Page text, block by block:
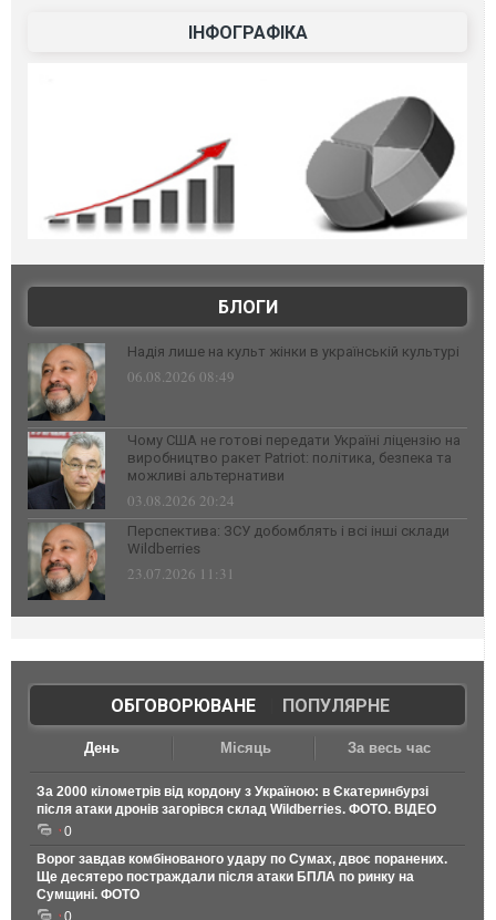
ІНФОГРАФІКА
БЛОГИ
Надія лише на культ жінки в українській культурі
06.08.2026 08:49
Чому США не готові передати Україні ліцензію на
виробництво ракет Patriot: політика, безпека та
можливі альтернативи
03.08.2026 20:24
Перспектива: ЗСУ добомблять і всі інші склади
Wildberries
23.07.2026 11:31
ОБГОВОРЮВАНЕ| ПОПУЛЯРНЕ
День Місяць За весь час
За 2000 кілометрів від кордону з Україною: в Єкатеринбурзі
після атаки дронів загорівся склад Wildberries. ФОТО. ВІДЕО
0
Ворог завдав комбінованого удару по Сумах, двоє поранених.
Ще десятеро постраждали після атаки БПЛА по ринку на
Сумщині. ФОТО
0